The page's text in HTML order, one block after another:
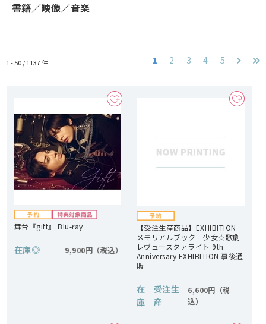
書籍／映像／音楽
1 - 50 /1137件 1 2 3 4 5
舞台『gift』 Blu-ray
在庫◎ 9,900円
【受注生産商品】EXHIBITION
メモリアルブック 少女☆歌劇
レヴュースタァライト 9th
Anniversary EXHIBITION 事後通
販
在
庫
受注生
産
6,600円